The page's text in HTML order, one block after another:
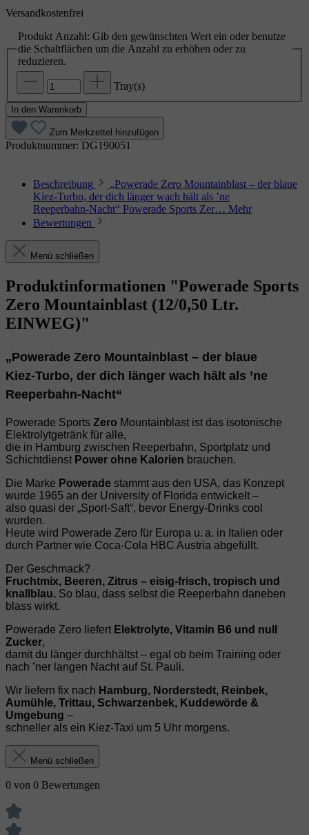
Versandkostenfrei
Produkt Anzahl: Gib den gewünschten Wert ein oder benutze
die Schaltflächen um die Anzahl zu erhöhen oder zu
reduzieren.
Tray(s)
In den Warenkorb
Zum Merkzettel hinzufügen
Produktnummer: DG190051
Beschreibung
„Powerade Zero Mountainblast – der blaue
Kiez‑Turbo, der dich länger wach hält als ’ne
Reeperbahn‑Nacht“ Powerade Sports Zer… Mehr
Bewertungen
Menü schließen
Produktinformationen "Powerade Sports
Zero Mountainblast (12/0,50 Ltr.
EINWEG)"
„Powerade Zero Mountainblast – der blaue
Kiez‑Turbo, der dich länger wach hält als ’ne
Reeperbahn‑Nacht“
Powerade Sports Zero Mountainblast ist das isotonische
Elektrolytgetränk für alle,
die in Hamburg zwischen Reeperbahn, Sportplatz und
Schichtdienst Power ohne Kalorien brauchen.
Die Marke Powerade stammt aus den USA, das Konzept
wurde 1965 an der University of Florida entwickelt –
also quasi der „Sport‑Saft“, bevor Energy‑Drinks cool
wurden.
Heute wird Powerade Zero für Europa u. a. in Italien oder
durch Partner wie Coca‑Cola HBC Austria abgefüllt.
Der Geschmack?
Fruchtmix, Beeren, Zitrus – eisig‑frisch, tropisch und
knallblau. So blau, dass selbst die Reeperbahn daneben
blass wirkt.
Powerade Zero liefert Elektrolyte, Vitamin B6 und null
Zucker,
damit du länger durchhältst – egal ob beim Training oder
nach ’ner langen Nacht auf St. Pauli.
Wir liefern fix nach Hamburg, Norderstedt, Reinbek,
Aumühle, Trittau, Schwarzenbek, Kuddewörde &
Umgebung –
schneller als ein Kiez‑Taxi um 5 Uhr morgens.
Menü schließen
0 von 0 Bewertungen